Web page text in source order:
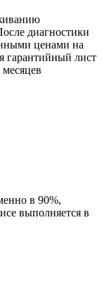
диагностики
ценами на
гарантийный лист
в 90%,
выполняется в